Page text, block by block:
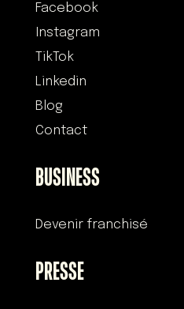
Facebook
Instagram
TikTok
Linkedin
Blog
Contact
BUSINESS
Devenir franchisé
PRESSE